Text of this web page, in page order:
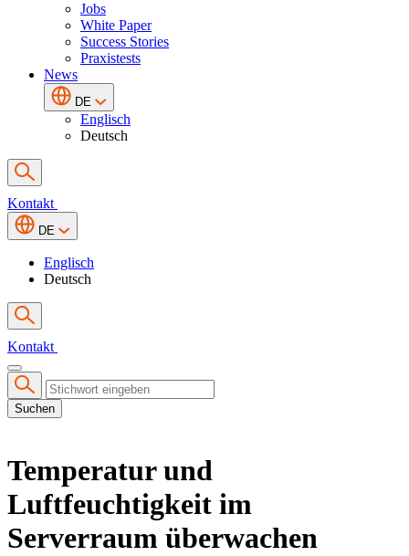
Jobs
White Paper
Success Stories
Praxistests
News
DE
Englisch
Deutsch
Kontakt
DE
Englisch
Deutsch
Kontakt
Suchen
Temperatur und
Luftfeuchtigkeit im
Serverraum überwachen